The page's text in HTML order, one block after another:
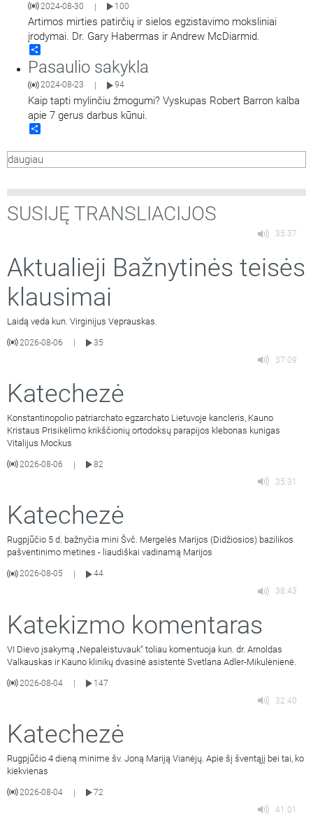
2024-08-30 | 100
Artimos mirties patirčių ir sielos egzistavimo moksliniai
įrodymai. Dr. Gary Habermas ir Andrew McDiarmid.
Pasaulio sakykla
2024-08-23 94
Kaip tapti mylinčiu žmogumi? Vyskupas Robert Barron kalba
apie 7 gerus darbus kūnui.
daugiau
SUSIJĘ TRANSLIACIJOS
35:37
Aktualieji Bažnytinės teisės
klausimai
Laidą veda kun. Virginijus Veprauskas.
2026-08-06
35
37:09
Katechezė
Konstantinopolio patriarchato egzarchato Lietuvoje kancleris, Kauno
Kristaus Prisikėlimo krikščionių ortodoksų parapijos klebonas kunigas
Vitalijus Mockus
2026-08-06 |
82
35:31
Katechezė
Rugpjūčio 5 d. bažnyčia mini Švč. Mergelės Marijos (Didžiosios) bazilikos
pašventinimo metines - liaudiškai vadinamą Marijos
2026-08-05
44
38:43
Katekizmo komentaras
VI Dievo įsakymą „Nepaleistuvauk“ toliau komentuoja kun. dr. Arnoldas
Valkauskas ir Kauno klinikų dvasinė asistentė Svetlana Adler-Mikulėnienė.
2026-08-04
147
32:40
Katechezė
Rugpjūčio 4 dieną minime šv. Joną Mariją Vianėjų. Apie šį šventąjį bei tai, ko
kiekvienas
2026-08-04 |
72
41:01